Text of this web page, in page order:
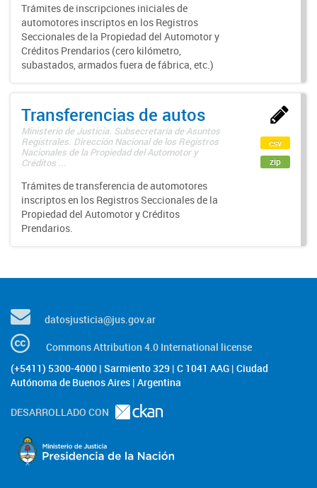
Trámites de inscripciones iniciales de
automotores inscriptos en los Registros
Seccionales de la Propiedad del Automotor y
Créditos Prendarios (cero kilómetro,
subastados, armados fuera de fábrica, etc.)
Transferencias de autos
Ministerio de Justicia. Subsecretaría de Asuntos
Registrales. Dirección Nacional de los Registros
Nacionales de la Propiedad del Automotor y
Créditos ...
Trámites de transferencia de automotores
inscriptos en los Registros Seccionales de la
Propiedad del Automotor y Créditos
Prendarios.
csv
zip
datosjusticia@jus.gov.ar
Commons Attribution 4.0 International license
(+5411) 5300-4000 | Sarmiento 329 | C 1041 AAG | Ciudad
Autónoma de Buenos Aires | Argentina
DESARROLLADO CON